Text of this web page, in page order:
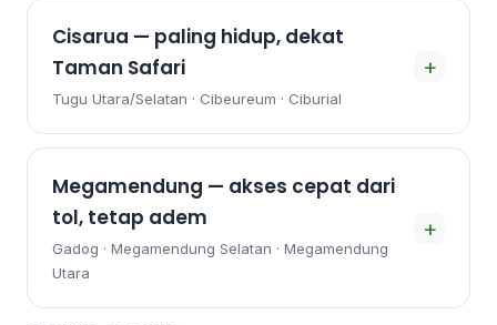
Cisarua — paling hidup, dekat
Taman Safari
Tugu Utara/Selatan · Cibeureum · Ciburial
+
Megamendung — akses cepat dari
tol, tetap adem
Gadog · Megamendung Selatan · Megamendung
Utara
+